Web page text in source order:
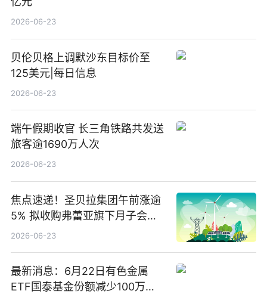
2026-06-23
贝伦贝格上调默沙东目标价至
125美元|每日信息
2026-06-23
端午假期收官 长三角铁路共发送
旅客逾1690万人次
2026-06-23
焦点速递！圣贝拉集团午前涨逾
5% 拟收购弗蕾亚旗下月子会所
业务少数股权
2026-06-23
最新消息：6月22日有色金属
ETF国泰基金份额减少100万